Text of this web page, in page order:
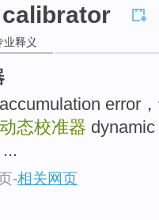
业释义
error
动态校准器
-相关网页